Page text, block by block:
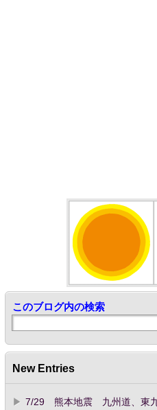
このブログ内の検索
New Entries
7/29 熊本地震 九州道、東九